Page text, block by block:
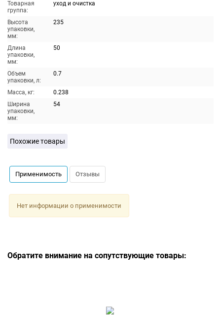
Товарная
группа:
уход и очистка
Высота
упаковки,
мм:
235
Длина
упаковки,
мм:
50
Объем
упаковки, л:
0.7
Масса, кг:
0.238
Ширина
упаковки,
мм:
54
Похожие товары
Применимость Отзывы
Нет информации о применимости
Обратите внимание на сопутствующие товары: